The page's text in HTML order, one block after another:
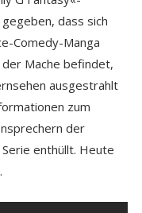
dass sich
Comedy-Manga
Mache befindet,
ausgestrahlt
zum
der
enthüllt. Heute